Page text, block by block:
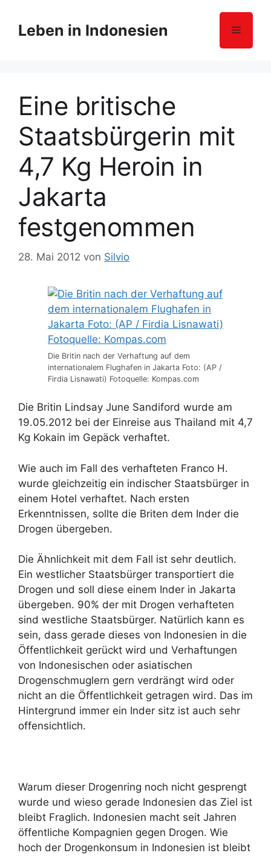
Leben in Indonesien Menü
Eine britische
Staatsbürgerin mit
4,7 Kg Heroin in
Jakarta
festgenommen
28. Mai 2012 von Silvio
Die Britin nach der Verhaftung auf dem
internationalem Flughafen in Jakarta Foto: (AP /
Firdia Lisnawati) Fotoquelle: Kompas.com
Die Britin Lindsay June Sandiford wurde am
19.05.2012 bei der Einreise aus Thailand mit 4,7
Kg Kokain im Gepäck verhaftet.
Wie auch im Fall des verhafteten Franco H.
wurde gleichzeitig ein indischer Staatsbürger in
einem Hotel verhaftet. Nach ersten
Erkenntnissen, sollte die Briten dem Inder die
Drogen übergeben.
Die Ähnlichkeit mit dem Fall ist sehr deutlich.
Ein westlicher Staatsbürger transportiert die
Drogen und soll diese einem Inder in Jakarta
übergeben. 90% der mit Drogen verhafteten
sind westliche Staatsbürger. Natürlich kann es
sein, dass gerade dieses von Indonesien in die
Öffentlichkeit gerückt wird und Verhaftungen
von Indonesischen oder asiatischen
Drogenschmuglern gern verdrängt wird oder
nicht an die Öffentlichkeit getragen wird. Das im
Hintergrund immer ein Inder sitz ist auch sehr
offensichtlich.
Warum dieser Drogenring noch nicht gesprengt
wurde und wieso gerade Indonesien das Ziel ist
bleibt Fraglich. Indonesien macht seit Jahren
öffentliche Kompagnien gegen Drogen. Wie
hoch der Drogenkonsum in Indonesien ist bleibt